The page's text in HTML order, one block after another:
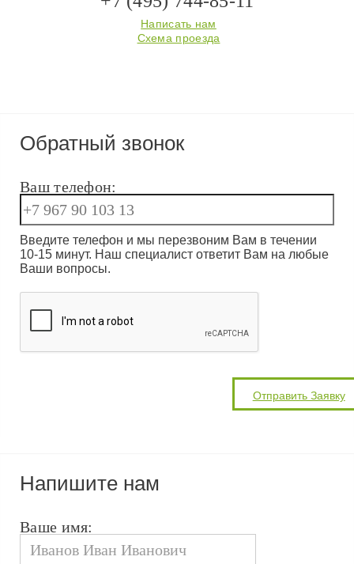
Написать нам
Схема проезда
Обратный звонок
Ваш телефон:
Введите телефон и мы перезвоним Вам в течении
10-15 минут. Наш специалист ответит Вам на любые
Ваши вопросы.
Напишите нам
Ваше имя: